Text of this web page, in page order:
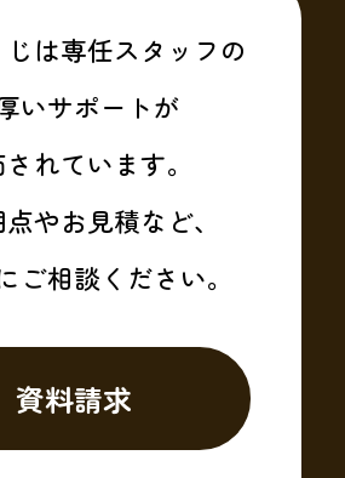
は専任スタッフの
いサポートが
れています。
やお見積など、
ご相談ください。
資料請求